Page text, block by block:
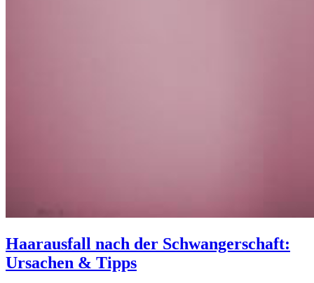
Haarausfall nach der Schwangerschaft:
Ursachen & Tipps